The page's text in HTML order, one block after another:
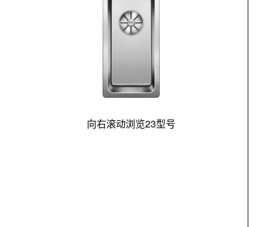
向右滚动浏览23型号